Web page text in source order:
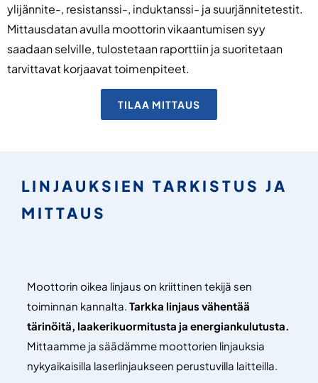
ylijännite-, resistanssi-, induktanssi- ja suurjännitetestit.
Mittausdatan avulla moottorin vikaantumisen syy
saadaan selville, tulostetaan raporttiin ja suoritetaan
tarvittavat korjaavat toimenpiteet.
TILAA MITTAUS
LINJAUKSIEN TARKISTUS JA
MITTAUS
Moottorin oikea linjaus on kriittinen tekijä sen
toiminnan kannalta. Tarkka linjaus vähentää
tärinöitä, laakerikuormitusta ja energiankulutusta.
Mittaamme ja säädämme moottorien linjauksia
nykyaikaisilla laserlinjaukseen perustuvilla laitteilla.